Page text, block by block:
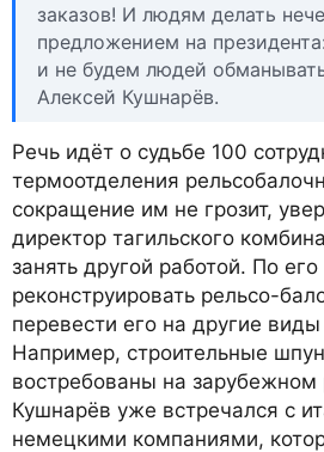
заказов! И людям делать
предложением на
и не будем людей
Алексей Кушнарёв.
Речь идёт о судьбе 100
термоотделения
сокращение им не грозит,
директор тагильского
занять другой работой. По
реконструировать рельсо-
перевести его на другие
Например, строительные
востребованы на зарубежном
Кушнарёв уже встречался с
немецкими компаниями,